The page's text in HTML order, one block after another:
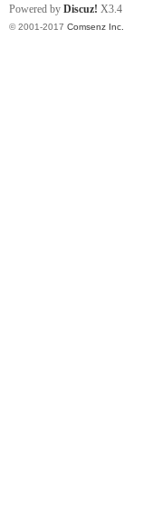
Powered by Discuz! X3.4
© 2001-2017 Comsenz Inc.